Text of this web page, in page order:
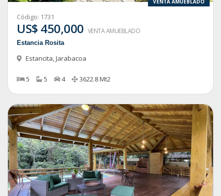
Código: 1731
US$ 450,000 VENTA AMUEBLADO
Estancia Rosita
Estancita Jarabacoa
5 5 4 3622.8Mt2